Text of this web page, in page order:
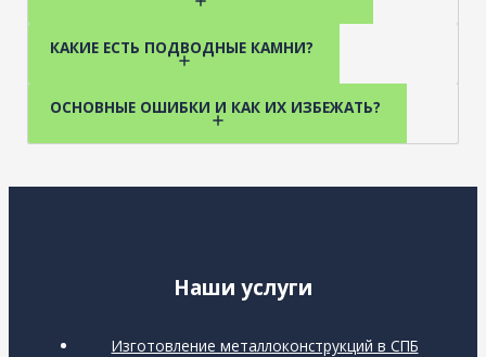
КАКИЕ ЕСТЬ ПОДВОДНЫЕ КАМНИ?
ОСНОВНЫЕ ОШИБКИ И КАК ИХ ИЗБЕЖАТЬ?
Наши услуги
Изготовление металлоконструкций в СПБ